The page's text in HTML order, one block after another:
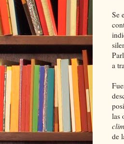
Se
a
las
de